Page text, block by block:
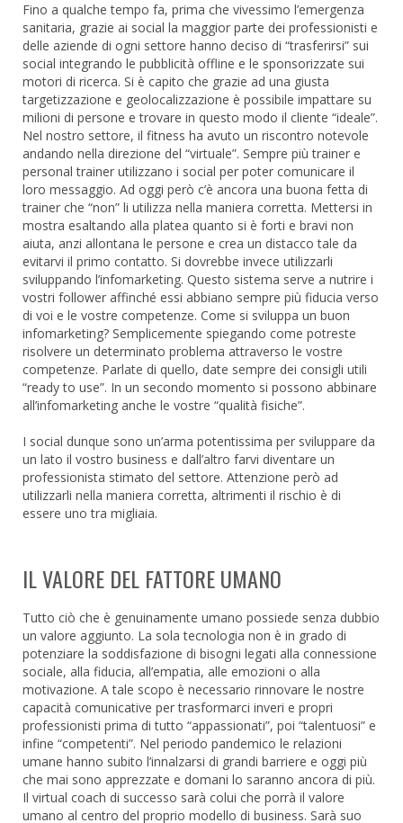
Fino a qualche tempo fa, prima che vivessimo l’emergenza
sanitaria, grazie ai social la maggior parte dei professionisti e
delle aziende di ogni settore hanno deciso di “trasferirsi” sui
social integrando le pubblicità offline e le sponsorizzate sui
motori di ricerca. Si è capito che grazie ad una giusta
targetizzazione e geolocalizzazione è possibile impattare su
milioni di persone e trovare in questo modo il cliente “ideale”.
Nel nostro settore, il fitness ha avuto un riscontro notevole
andando nella direzione del “virtuale”. Sempre più trainer e
personal trainer utilizzano i social per poter comunicare il
loro messaggio. Ad oggi però c’è ancora una buona fetta di
trainer che “non” li utilizza nella maniera corretta. Mettersi in
mostra esaltando alla platea quanto si è forti e bravi non
aiuta, anzi allontana le persone e crea un distacco tale da
evitarvi il primo contatto. Si dovrebbe invece utilizzarli
sviluppando l’infomarketing. Questo sistema serve a nutrire i
vostri follower affinché essi abbiano sempre più fiducia verso
di voi e le vostre competenze. Come si sviluppa un buon
infomarketing? Semplicemente spiegando come potreste
risolvere un determinato problema attraverso le vostre
competenze. Parlate di quello, date sempre dei consigli utili
“ready to use”. In un secondo momento si possono abbinare
all’infomarketing anche le vostre “qualità fisiche”.
I social dunque sono un’arma potentissima per sviluppare da
un lato il vostro business e dall’altro farvi diventare un
professionista stimato del settore. Attenzione però ad
utilizzarli nella maniera corretta, altrimenti il rischio è di
essere uno tra migliaia.
IL VALORE DEL FATTORE UMANO
Tutto ciò che è genuinamente umano possiede senza dubbio
un valore aggiunto. La sola tecnologia non è in grado di
potenziare la soddisfazione di bisogni legati alla connessione
sociale, alla fiducia, all’empatia, alle emozioni o alla
motivazione. A tale scopo è necessario rinnovare le nostre
capacità comunicative per trasformarci inveri e propri
professionisti prima di tutto “appassionati”, poi “talentuosi” e
infine “competenti”. Nel periodo pandemico le relazioni
umane hanno subito l’innalzarsi di grandi barriere e oggi più
che mai sono apprezzate e domani lo saranno ancora di più.
Il virtual coach di successo sarà colui che porrà il valore
umano al centro del proprio modello di business. Sarà suo